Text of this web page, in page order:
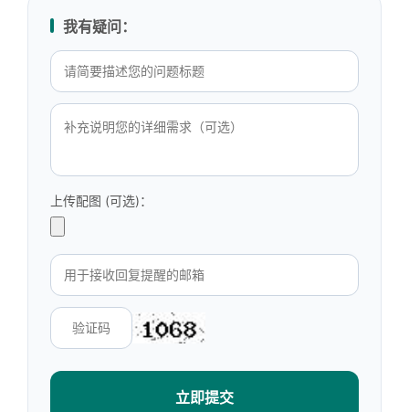
我有疑问：
上传配图 (可选)：
立即提交